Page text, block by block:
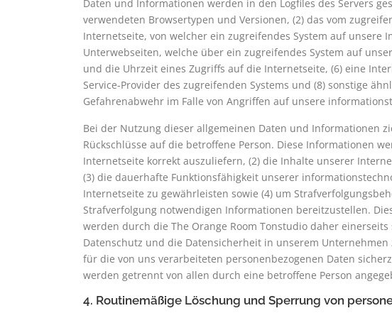
Daten und Informationen werden in den Logfiles des Servers
verwendeten Browsertypen und Versionen, (2) das vom
Internetseite, von welcher ein zugreifendes System auf unsere
Unterwebseiten, welche über ein zugreifendes System auf
und die Uhrzeit eines Zugriffs auf die Internetseite, (6) eine
Service-Provider des zugreifenden Systems und (8) sonstige
Gefahrenabwehr im Falle von Angriffen auf unsere
Bei der Nutzung dieser allgemeinen Daten und Informationen
Rückschlüsse auf die betroffene Person. Diese Informationen
Internetseite korrekt auszuliefern, (2) die Inhalte unserer
(3) die dauerhafte Funktionsfähigkeit unserer
Internetseite zu gewährleisten sowie (4) um
Strafverfolgung notwendigen Informationen bereitzustellen.
werden durch die The Orange Room Tonstudio daher
Datenschutz und die Datensicherheit in unserem
für die von uns verarbeiteten personenbezogenen Daten
werden getrennt von allen durch eine betroffene Person
4. Routinemäßige Löschung und Sperrung von